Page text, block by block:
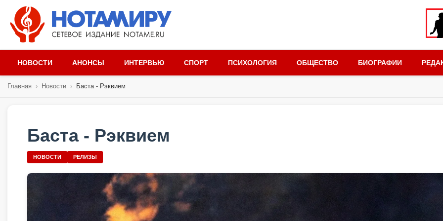
НОВОСТИ АНОНСЫ ИНТЕРВЬЮ СПОРТ ПСИХОЛОГИЯ ОБЩЕСТВО БИОГРАФИИ
Главная › Новости › Баста - Рэквием
Баста - Рэквием
НОВОСТИ РЕЛИЗЫ